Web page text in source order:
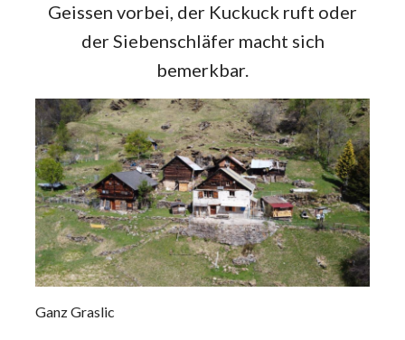
Geissen vorbei, der Kuckuck ruft oder
der Siebenschläfer macht sich
bemerkbar.
Ganz Graslic